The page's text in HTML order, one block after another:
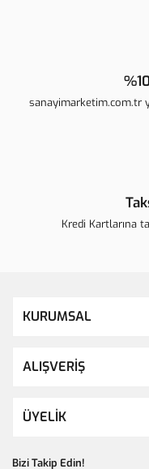
sanayimarketim.com.tr
Kredi Kartlarına
KURUMSAL
ALIŞVERİŞ
ÜYELİK
Bizi Takip Edin!